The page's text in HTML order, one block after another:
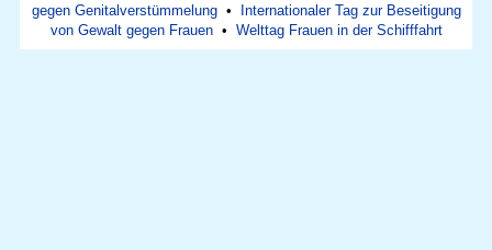
gegen Genitalverstümmelung• Internationaler Tag zur Beseitigung
von Gewalt gegen Frauen• Welttag Frauen in der Schifffahrt